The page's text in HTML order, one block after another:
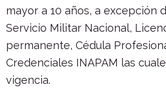
mayor a 10 años, a excepción
Servicio Militar Nacional,
permanente, Cédula
Credenciales INAPAM las
vigencia.